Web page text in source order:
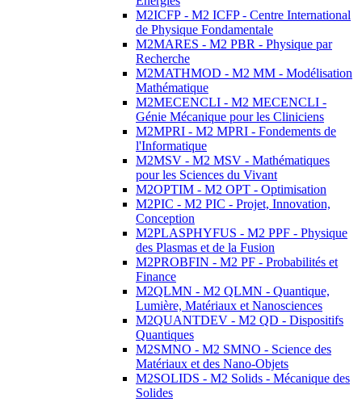
M2ICFP - M2 ICFP - Centre International
de Physique Fondamentale
M2MARES - M2 PBR - Physique par
Recherche
M2MATHMOD - M2 MM - Modélisation
Mathématique
M2MECENCLI - M2 MECENCLI -
Génie Mécanique pour les Cliniciens
M2MPRI - M2 MPRI - Fondements de
l'Informatique
M2MSV - M2 MSV - Mathématiques
pour les Sciences du Vivant
M2OPTIM - M2 OPT - Optimisation
M2PIC - M2 PIC - Projet, Innovation,
Conception
M2PLASPHYFUS - M2 PPF - Physique
des Plasmas et de la Fusion
M2PROBFIN - M2 PF - Probabilités et
Finance
M2QLMN - M2 QLMN - Quantique,
Lumière, Matériaux et Nanosciences
M2QUANTDEV - M2 QD - Dispositifs
Quantiques
M2SMNO - M2 SMNO - Science des
Matériaux et des Nano-Objets
M2SOLIDS - M2 Solids - Mécanique des
Solides